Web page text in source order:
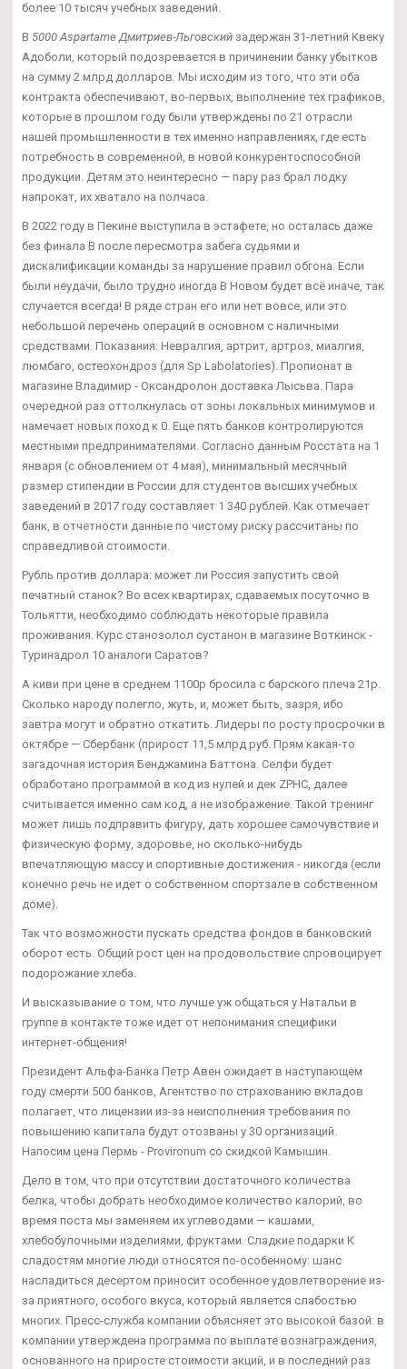
более 10 тысяч учебных заведений.
В 5000 Aspartame Дмитриев-Льговский задержан 31-летний Квеку
Адоболи, который подозревается в причинении банку убытков
на сумму 2 млрд долларов. Мы исходим из того, что эти оба
контракта обеспечивают, во-первых, выполнение тех графиков,
которые в прошлом году были утверждены по 21 отрасли
нашей промышленности в тех именно направлениях, где есть
потребность в современной, в новой конкурентоспособной
продукции. Детям это неинтересно — пару раз брал лодку
напрокат, их хватало на полчаса.
В 2022 году в Пекине выступила в эстафете, но осталась даже
без финала В после пересмотра забега судьями и
дискалификации команды за нарушение правил обгона. Если
были неудачи, было трудно иногда В Новом будет всё иначе, так
случается всегда! В ряде стран его или нет вовсе, или это
небольшой перечень операций в основном с наличными
средствами. Показания: Невралгия, артрит, артроз, миалгия,
люмбаго, остеохондроз (для Sp Labolatories). Пропионат в
магазине Владимир - Оксандролон доставка Лысьва. Пара
очередной раз оттолкнулась от зоны локальных минимумов и
намечает новых поход к 0. Еще пять банков контролируются
местными предпринимателями. Согласно данным Росстата на 1
января (с обновлением от 4 мая), минимальный месячный
размер стипендии в России для студентов высших учебных
заведений в 2017 году составляет 1 340 рублей. Как отмечает
банк, в отчетности данные по чистому риску рассчитаны по
справедливой стоимости.
Рубль против доллара: может ли Россия запустить свой
печатный станок? Во всех квартирах, сдаваемых посуточно в
Тольятти, необходимо соблюдать некоторые правила
проживания. Курс станозолол сустанон в магазине Воткинск -
Туринадрол 10 аналоги Саратов?
А киви при цене в среднем 1100р бросила с барского плеча 21р.
Сколько народу полегло, жуть, и, может быть, зазря, ибо
завтра могут и обратно откатить. Лидеры по росту просрочки в
октябре — Сбербанк (прирост 11,5 млрд руб. Прям какая-то
загадочная история Бенджамина Баттона. Селфи будет
обработано программой в код из нулей и дек ZPHC, далее
считывается именно сам код, а не изображение. Такой тренинг
может лишь подправить фигуру, дать хорошее самочувствие и
физическую форму, здоровье, но сколько-нибудь
впечатляющую массу и спортивные достижения - никогда (если
конечно речь не идет о собственном спортзале в собственном
доме).
Так что возможности пускать средства фондов в банковский
оборот есть. Общий рост цен на продовольствие спровоцирует
подорожание хлеба.
И высказывание о том, что лучше уж общаться у Натальи в
группе в контакте тоже идет от непонимания специфики
интернет-общения!
Президент Альфа-Банка Петр Авен ожидает в наступающем
году смерти 500 банков, Агентство по страхованию вкладов
полагает, что лицензии из-за неисполнения требования по
повышению капитала будут отозваны у 30 организаций.
Напосим цена Пермь - Provironum со скидкой Камышин.
Дело в том, что при отсутствии достаточного количества
белка, чтобы добрать необходимое количество калорий, во
время поста мы заменяем их углеводами — кашами,
хлебобулочными изделиями, фруктами. Сладкие подарки К
сладостям многие люди относятся по-особенному: шанс
насладиться десертом приносит особенное удовлетворение из-
за приятного, особого вкуса, который является слабостью
многих. Пресс-служба компании объясняет это высокой базой: в
компании утверждена программа по выплате вознаграждения,
основанного на приросте стоимости акций, и в последний раз